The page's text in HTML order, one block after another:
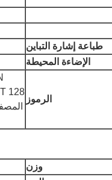
طباعة إشارة التباين
الإضاءة المحيطة
الرموز
وزن